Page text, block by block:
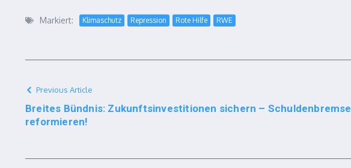
Markiert: Klimaschutz Repression Rote Hilfe RWE
Previous Article
Breites Bündnis: Zukunftsinvestitionen sichern – Schuldenbremse
reformieren!